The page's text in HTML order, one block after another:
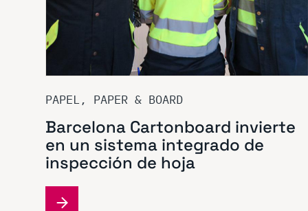
PAPEL, PAPER & BOARD
Barcelona Cartonboard invierte
en un sistema integrado de
inspección de hoja